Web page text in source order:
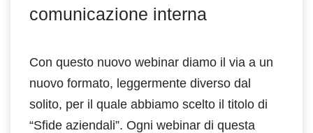
comunicazione interna
Con questo nuovo webinar diamo il via a un
nuovo formato, leggermente diverso dal
solito, per il quale abbiamo scelto il titolo di
“Sfide aziendali”. Ogni webinar di questa